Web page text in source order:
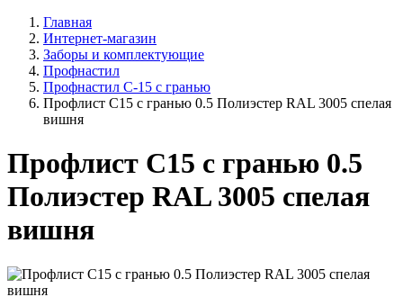
Главная
Интернет-магазин
Заборы и комплектующие
Профнастил
Профнастил C-15 с гранью
Профлист С15 с гранью 0.5 Полиэстер RAL 3005 спелая
вишня
Профлист С15 с гранью 0.5
Полиэстер RAL 3005 спелая
вишня